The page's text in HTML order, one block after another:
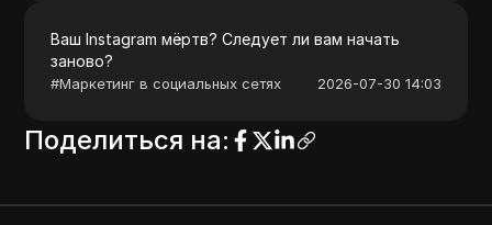
Ваш Instagram мёртв? Следует ли вам начать
заново?
#Маркетинг в социальных сетях 2026-07-30 14:03
Поделиться на: